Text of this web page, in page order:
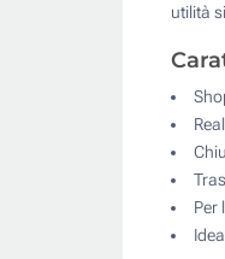
utilità
Per